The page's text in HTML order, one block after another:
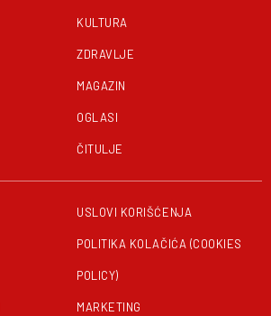
KULTURA
ZDRAVLJE
MAGAZIN
OGLASI
ČITULJE
USLOVI KORIŠĆENJA
POLITIKA KOLAČIĆA (COOKIES
POLICY)
MARKETING